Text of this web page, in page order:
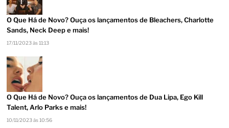
O Que Há de Novo? Ouça os lançamentos de Bleachers, Charlotte
Sands, Neck Deep e mais!
17/11/2023 às 11:13
O Que Há de Novo? Ouça os lançamentos de Dua Lipa, Ego Kill
Talent, Arlo Parks e mais!
10/11/2023 às 10:56